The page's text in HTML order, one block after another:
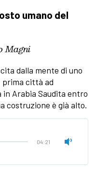
umano del
Magni
dalla mente di uno
città ad
in Arabia Saudita entro
costruzione è già alto.
04:21